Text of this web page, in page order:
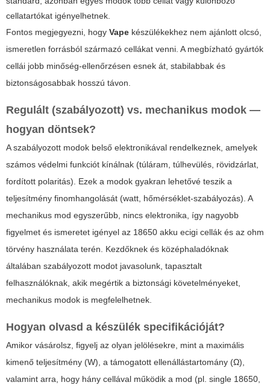
cellatartókat igényelhetnek.
Fontos megjegyezni, hogy Vape készülékekhez nem ajánlott olcsó,
ismeretlen forrásból származó cellákat venni. A megbízható gyártók
cellái jobb minőség-ellenőrzésen esnek át, stabilabbak és
biztonságosabbak hosszú távon.
Regulált (szabályozott) vs. mechanikus modok —
hogyan döntsek?
A szabályozott modok belső elektronikával rendelkeznek, amelyek
számos védelmi funkciót kínálnak (túláram, túlhevülés, rövidzárlat,
fordított polaritás). Ezek a modok gyakran lehetővé teszik a
teljesítmény finomhangolását (watt, hőmérséklet-szabályozás). A
mechanikus mod egyszerűbb, nincs elektronika, így nagyobb
figyelmet és ismeretet igényel az 18650 akku ecigi cellák és az ohm
törvény használata terén. Kezdőknek és középhaladóknak
általában szabályozott modot javasolunk, tapasztalt
felhasználóknak, akik megértik a biztonsági követelményeket,
mechanikus modok is megfelelhetnek.
Hogyan olvasd a készülék specifikációját?
Amikor vásárolsz, figyelj az olyan jelölésekre, mint a maximális
kimenő teljesítmény (W), a támogatott ellenállástartomány (Ω),
valamint arra, hogy hány cellával működik a mod (pl. single 18650,